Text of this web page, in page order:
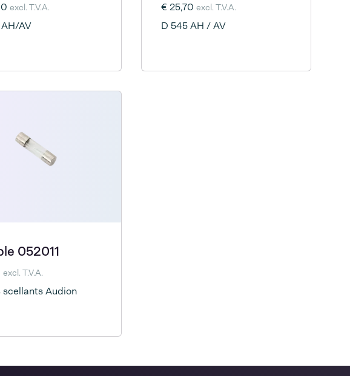
excl. T.V.A.
AV
€ 25,70excl. T.V.A.
D 545 AH / AV
052011
excl. T.V.A.
scellants Audion